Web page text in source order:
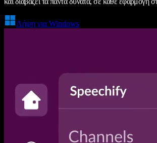
Λήψη για Windows